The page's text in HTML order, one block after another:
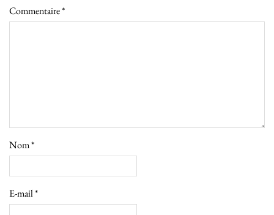
Commentaire*
Nom*
E-mail*